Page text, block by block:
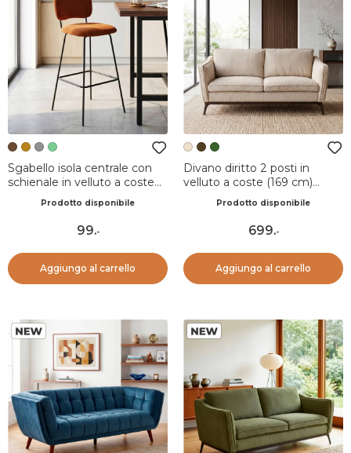
Sgabello isola centrale con
schienale in velluto a coste
Marrone scuro
Prodotto disponibile
99.-
Aggiungo al carrello
Divano diritto 2 posti in
velluto a coste (169 cm)
Prodotto disponibile
699.-
Aggiungo al carrello